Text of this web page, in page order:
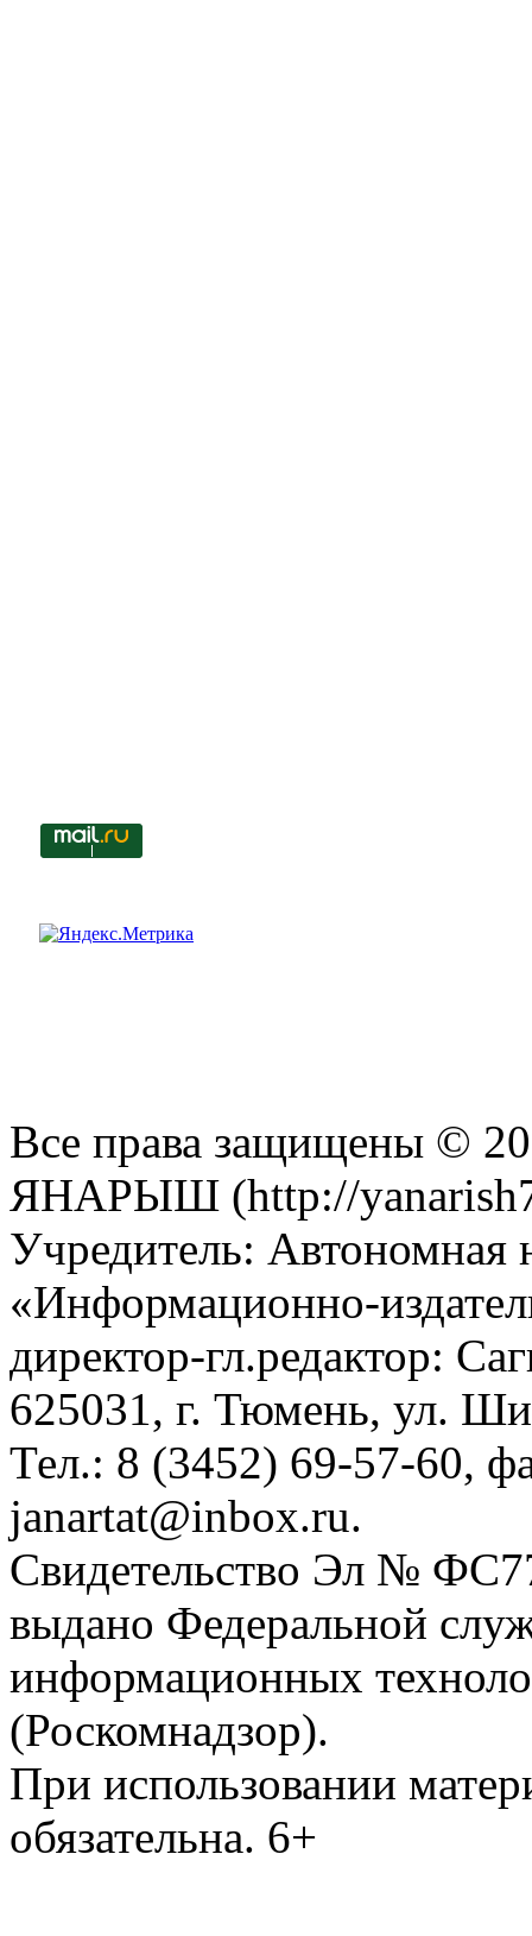
Все права защищены ©
ЯНАРЫШ (http://
Учредитель: Автономная
«Информационно-
директор-гл.редактор:
625031, г. Тюмень, ул.
Тел.: 8 (3452) 69-57-60,
janartat@inbox.ru.
Свидетельство Эл №
выдано Федеральной
информационных
(Роскомнадзор).
При использовании
обязательна. 6+